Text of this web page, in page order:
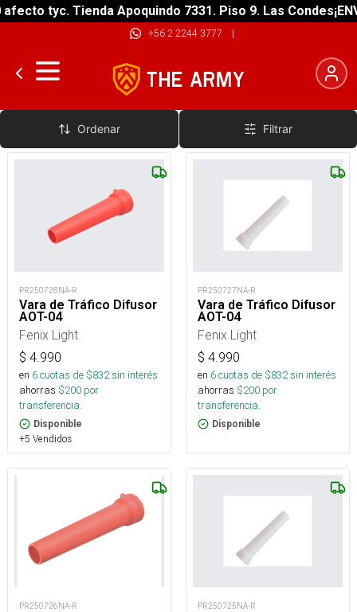
tyc. Tienda Apoquindo 7331. Piso 9. Las Condes
+56 2 2244 3777 |
Barras Led
Ordenar Filtrar
PR250728NA-R
Vara de Tráfico Difusor
AOT-04
Fenix Light
$ 4.990
en 6cuotas de $832sin interés
ahorras $200 por
transferencia.
Disponible
+5 Vendidos
PR250727NA-R
Vara de Tráfico Difusor
AOT-04
Fenix Light
$ 4.990
en 6cuotas de $832sin interés
ahorras $200 por
transferencia.
Disponible
PR250726NA-R PR250725NA-R